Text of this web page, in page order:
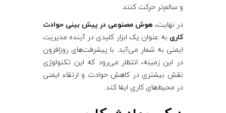
و سالم‌تر حرکت کنند.
در نهایت، هوش مصنوعی در پیش بینی حوادث
کاری به عنوان یک ابزار کلیدی در آینده مدیریت
ایمنی به شمار می‌آید. با پیشرفت‌های روزافزون
در این زمینه، انتظار می‌رود که این تکنولوژی
نقش بیشتری در کاهش حوادث و ارتقاء ایمنی
در محیط‌های کاری ایفا کند.